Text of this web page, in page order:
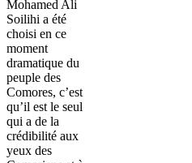
Mohamed Ali
Soilihi a été
choisi en ce
moment
dramatique du
peuple des
Comores, c’est
qu’il est le seul
qui a de la
crédibilité aux
yeux des